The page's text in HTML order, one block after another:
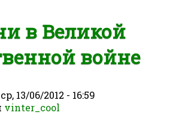
в Великой
войне
ср, 13/06/2012 - 16:59
vinter_cool